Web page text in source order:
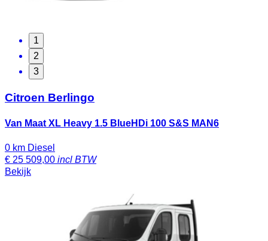
1
2
3
Citroen Berlingo
Van Maat XL Heavy 1.5 BlueHDi 100 S&S MAN6
0 km Diesel
€ 25 509,00 incl BTW
Bekijk